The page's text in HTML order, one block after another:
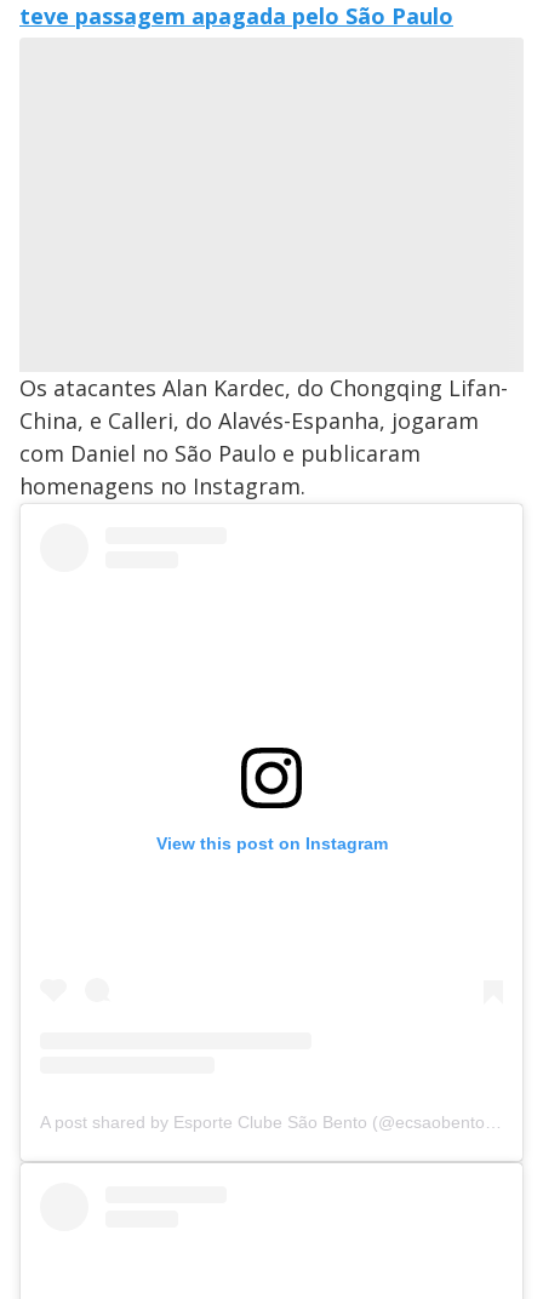
teve passagem apagada pelo São Paulo
Os atacantes Alan Kardec, do Chongqing Lifan-
China, e Calleri, do Alavés-Espanha, jogaram
com Daniel no São Paulo e publicaram
homenagens no Instagram.
View this post on Instagram
A post shared by Esporte Clube São Bento (@ecsaobento1913)